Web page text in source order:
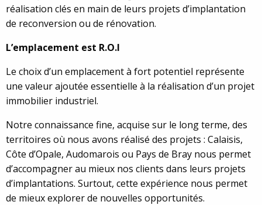
réalisation clés en main de leurs projets d’implantation
de reconversion ou de rénovation.
L’emplacement est R.O.I
Le choix d’un emplacement à fort potentiel représente
une valeur ajoutée essentielle à la réalisation d’un projet
immobilier industriel.
Notre connaissance fine, acquise sur le long terme, des
territoires où nous avons réalisé des projets : Calaisis,
Côte d’Opale, Audomarois ou Pays de Bray nous permet
d’accompagner au mieux nos clients dans leurs projets
d’implantations. Surtout, cette expérience nous permet
de mieux explorer de nouvelles opportunités.